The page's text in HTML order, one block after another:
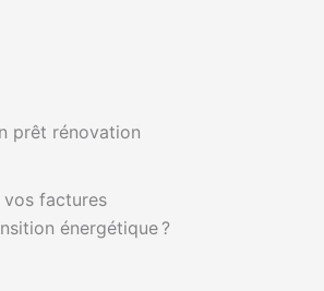
prêt rénovation
factures
énergétique ?